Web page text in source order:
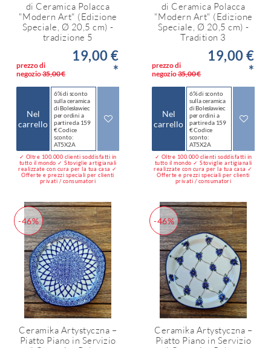
di Ceramica Polacca
"Modern Art" (Edizione
Speciale, Ø 20,5 cm) -
tradizione 5
prezzo di
negozio35,00 €
19,00 €
*
Nel
carrello
6% di sconto
sulla ceramica
di Bolesławiec
per ordini a
partire da 159
€ Codice
sconto:
AT5X2A
✓ Oltre 100.000 clienti soddisfatti in
tutto il mondo ✓ Stoviglie artigianali
realizzate con cura per la tua casa ✓
Offerte e prezzi speciali per clienti
privati / consumatori
di Ceramica Polacca
"Modern Art" (Edizione
Speciale, Ø 20,5 cm) -
Tradition 3
prezzo di
negozio35,00 €
19,00 €
*
Nel
carrello
6% di sconto
sulla ceramica
di Bolesławiec
per ordini a
partire da 159
€ Codice
sconto:
AT5X2A
✓ Oltre 100.000 clienti soddisfatti in
tutto il mondo ✓ Stoviglie artigianali
realizzate con cura per la tua casa ✓
Offerte e prezzi speciali per clienti
privati / consumatori
-46%
Ceramika Artystyczna –
Piatto Piano in Servizio
-46%
Ceramika Artystyczna –
Piatto Piano in Servizio